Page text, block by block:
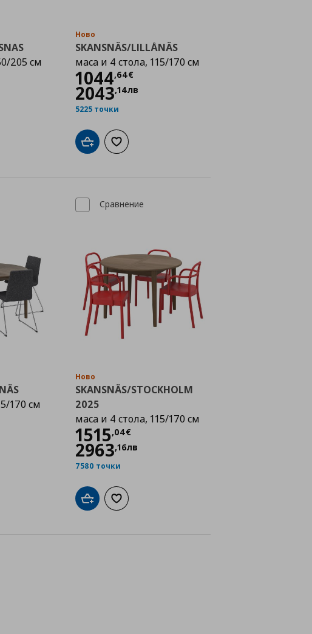
205 см
€
списъка с любими
Ново
SKANSNÄS/LILLÅNÄS
маса и 4 стола, 115/170 см
1044,64€
Цена1044,64 €
2043,14лв
5225 точки
Добави в кошницата
Добави към списъка с любими
170 см
€
списъка с любими
Сравнение
Ново
SKANSNÄS/STOCKHOLM
2025
маса и 4 стола, 115/170 см
1515,04€
Цена1515,04 €
2963,16лв
7580 точки
Добави в кошницата
Добави към списъка с любими
онлайн